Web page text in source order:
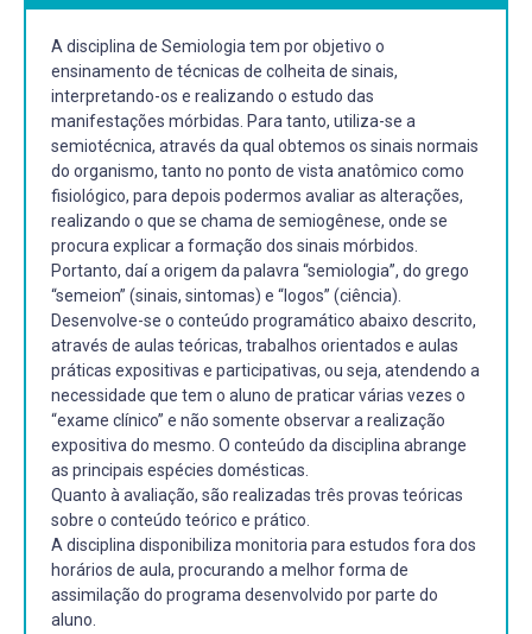
A disciplina de Semiologia tem por objetivo o
ensinamento de técnicas de colheita de sinais,
interpretando-os e realizando o estudo das
manifestações mórbidas. Para tanto, utiliza-se a
semiotécnica, através da qual obtemos os sinais normais
do organismo, tanto no ponto de vista anatômico como
fisiológico, para depois podermos avaliar as alterações,
realizando o que se chama de semiogênese, onde se
procura explicar a formação dos sinais mórbidos.
Portanto, daí a origem da palavra “semiologia”, do grego
“semeion” (sinais, sintomas) e “logos” (ciência).
Desenvolve-se o conteúdo programático abaixo descrito,
através de aulas teóricas, trabalhos orientados e aulas
práticas expositivas e participativas, ou seja, atendendo a
necessidade que tem o aluno de praticar várias vezes o
“exame clínico” e não somente observar a realização
expositiva do mesmo. O conteúdo da disciplina abrange
as principais espécies domésticas.
Quanto à avaliação, são realizadas três provas teóricas
sobre o conteúdo teórico e prático.
A disciplina disponibiliza monitoria para estudos fora dos
horários de aula, procurando a melhor forma de
assimilação do programa desenvolvido por parte do
aluno.